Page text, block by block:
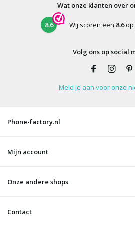
Wat onze klanten over
8.6 Wij scoren een 8.6op
Volg ons op social
Meld je aan voor onze
Phone-factory.nl
Mijn account
Onze andere shops
Contact